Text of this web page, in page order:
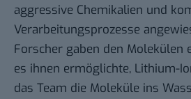
aggressive Chemikalien und
Verarbeitungsprozesse
Forscher gaben den Molekülen
es ihnen ermöglichte, Lithium-
das Team die Moleküle ins